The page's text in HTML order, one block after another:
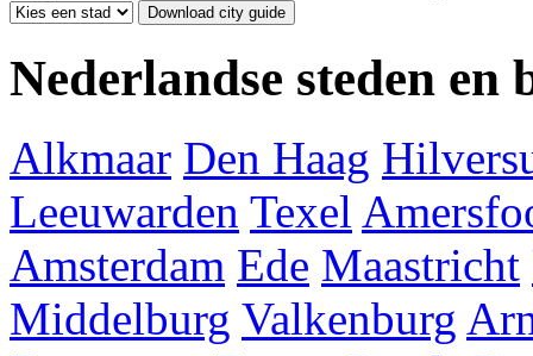
Nederlandse steden en
Alkmaar Den Haag
Leeuwarden Texel
Amsterdam Ede Maastricht
Middelburg Valkenburg